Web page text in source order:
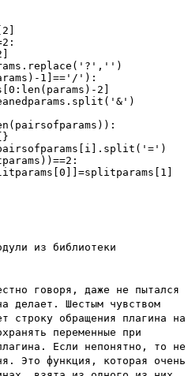
1]=='/'):
2]
из библиотеки
говоря, даже не пытался
делает. Шестым чувством
строку обращения плагина на
переменные при
Если непонятно, то не
Это функция, которая очень